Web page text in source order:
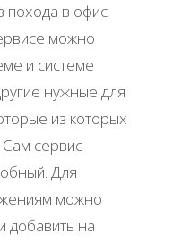
похода в офис
можно
и системе
нужные для
из которых
сервис
Для
можно
добавить на